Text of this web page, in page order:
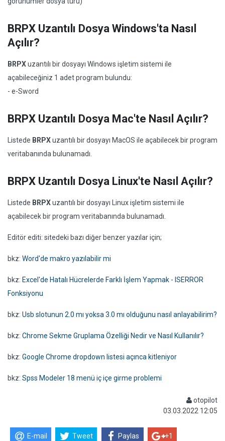
BRPX Uzantılı Dosya Windows'ta Nasıl
Açılır?
BRPXuzantılı bir dosyayı Windows işletim sistemi ile
açabileceğiniz 1 adet program bulundu:
- e-Sword
BRPX Uzantılı Dosya Mac'te Nasıl Açılır?
Listede BRPXuzantılı bir dosyayı MacOS ile açabilecek bir program
veritabanında bulunamadı.
BRPX Uzantılı Dosya Linux'te Nasıl Açılır?
Listede BRPXuzantılı bir dosyayı Linux işletim sistemi ile
açabilecek bir program veritabanında bulunamadı.
Editör editi: sitedeki bazı diğer benzer yazılar için;
bkz: Word'de makro yazılabilir mi
bkz: Excel'de Hatalı Hücrelerde Farklı İşlem Yapmak - ISERROR
Fonksiyonu
bkz: Usb slotunun 2.0 mı yoksa 3.0 mı olduğunu nasıl anlayabilirim?
bkz: Chrome Sekme Gruplama Özelliği Nedir ve Nasıl Kullanılır?
bkz: Google Chrome dropdown listesi açınca kitleniyor
bkz: Spss Modeler 18 menü iç içe girme problemi
otopilot
03.03.2022 12:05
E-mail Tweet Paylas +1